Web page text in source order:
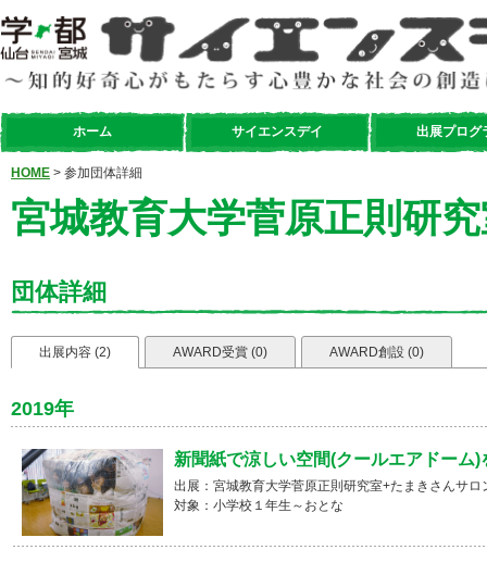
ホーム サイエンスデイ 出展プログ
HOME > 参加団体詳細
宮城教育大学菅原正則研
団体詳細
出展内容 (2) AWARD受賞 (0) AWARD創設 (0)
2019年
新聞紙で涼しい空間(クールエアドーム
出展：宮城教育大学菅原正則研究室+たまきさんサロ
対象：小学校１年生～おとな